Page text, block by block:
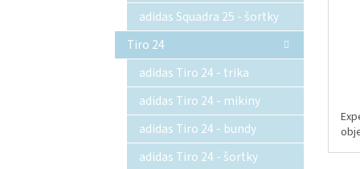
adidas Squadra 25 - šortky
Tiro 24
adidas Tiro 24 - trika
adidas Tiro 24 - mikiny
adidas Tiro 24 - bundy
adidas Tiro 24 - šortky